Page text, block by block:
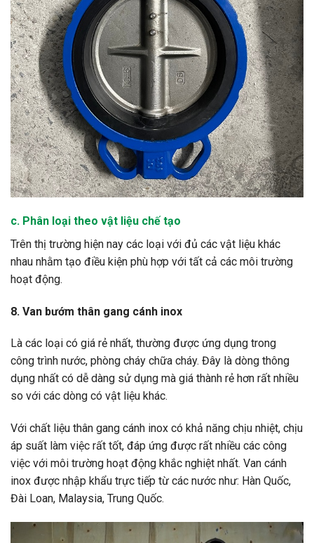
c. Phân loại theo vật liệu chế tạo
Trên thị trường hiện nay các loại với đủ các vật liệu khác
nhau nhằm tạo điều kiện phù hợp với tất cả các môi trường
hoạt động.
8. Van bướm thân gang cánh inox
Là các loại có giá rẻ nhất, thường được ứng dụng trong
công trình nước, phòng cháy chữa cháy. Đây là dòng thông
dụng nhất có dễ dàng sử dụng mà giá thành rẻ hơn rất nhiều
so với các dòng có vật liệu khác.
Với chất liệu thân gang cánh inox có khả năng chịu nhiệt, chịu
áp suất làm việc rất tốt, đáp ứng được rất nhiều các công
việc với môi trường hoạt động khắc nghiệt nhất. Van cánh
inox được nhập khẩu trực tiếp từ các nước như: Hàn Quốc,
Đài Loan, Malaysia, Trung Quốc.